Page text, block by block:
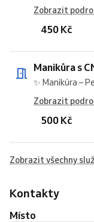
Zobrazit
450 Kč
Manikůra s
✨ Manikúra –
Zobrazit
500 Kč
Zobrazit všechny
Kontakty
Místo